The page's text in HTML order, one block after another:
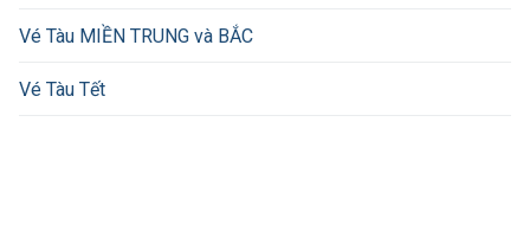
Vé Tàu MIỀN TRUNG và BẮC
Vé Tàu Tết